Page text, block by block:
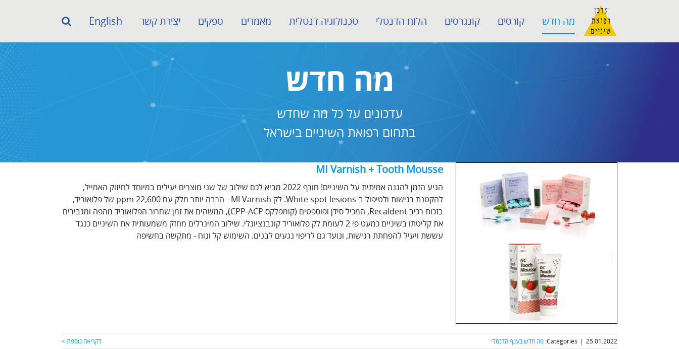
מה חדש קורסים קונגרסים הלוח הדנטלי טכנולוגיה דנטלית מאמרים ספקים יצירת קשר English
מה חדש
עדכונים על כל מה שחדש
בתחום רפואת השיניים בישראל
MI Varnish + Tooth Mousse
הגיע הזמן להגנה אמיתית על השיניים! חורף 2022 מביא לכם שילוב של שני מוצרים יעילים במיוחד לחיזוק האמייל,
להקטנת רגישות ולטיפול ב-White spot lesions. לק MI Varnish - הרבה יותר מלק עם ppm 22,600 של פלואוריד,
בזכות רכיב Recaldent, המכיל סידן ופוספטים (קומפלקס CPP-ACP), המשהים את זמן שחרור הפלואוריד מהפה ומגבירים
את קליטתו בשיניים כמעט פי 2 לעומת לק פלואוריד קונבנציונלי. שילוב המינרלים מחזק משמעותית את השיניים כנגד
עששת ויעיל להפחתת רגישות, ונועד גם לריפוי נגעים לבנים. השימוש קל ונוח - מתקשה בחשיפה
25.01.2022
|
Categories: מה חדש בענף הדנטלי לקריאה נוספת >